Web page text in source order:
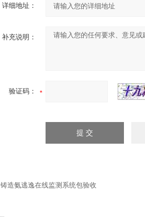
详细地址：
补充说明：
验证码：
铸造氨逃逸在线监测系统包验收